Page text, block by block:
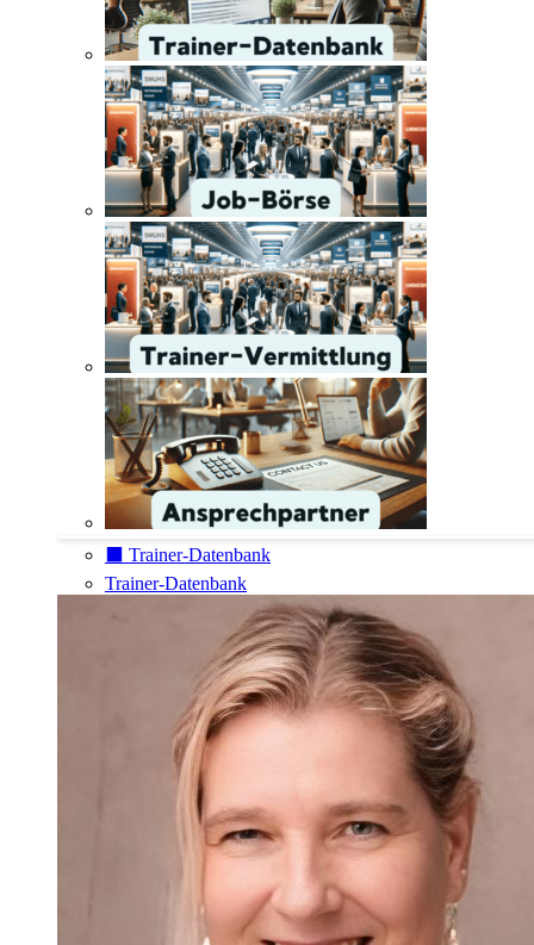
⬛️ Trainer-Datenbank
Trainer-Datenbank